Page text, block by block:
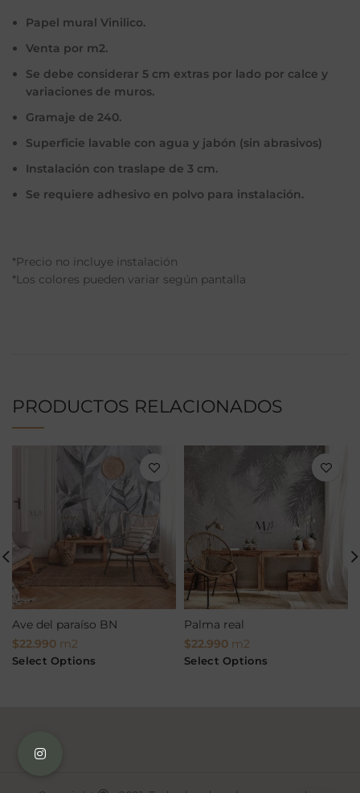
Papel mural Vinilico.
Venta por m2.
Se debe considerar 5 cm extras por lado por calce y
variaciones de muros.
Gramaje de 240.
Superficie lavable con agua y jabón (sin abrasivos)
Instalación con traslape de 3 cm.
Se requiere adhesivo en polvo para instalación.
*Precio no incluye instalación
*Los colores pueden variar según pantalla
PRODUCTOS RELACIONADOS
Ave del paraíso BN
$22.990 m2
Select Options
Palma real
$22.990 m2
Select Options